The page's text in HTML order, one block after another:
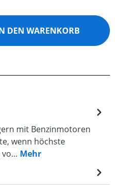
gewünschten
DEN WARENKORB
mit Benzinmotoren
wenn höchste
vo… Mehr